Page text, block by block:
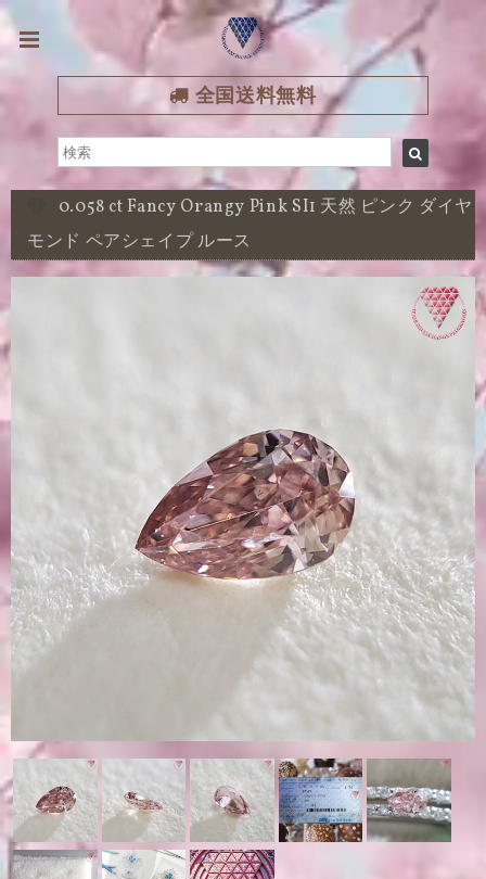
全国送料無料
0.058 ct Fancy Orangy Pink SI1 天然 ピンク ダイヤ
モンド ペアシェイプ ルース